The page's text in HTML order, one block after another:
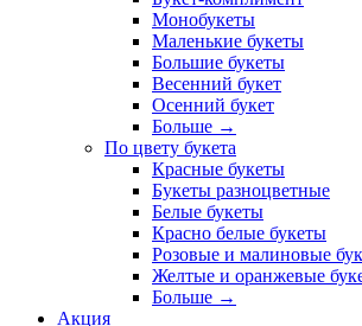
Монобукеты
Маленькие букеты
Большие букеты
Весенний букет
Осенний букет
Больше →
По цвету букета
Красные букеты
Букеты разноцветные
Белые букеты
Красно белые букеты
Розовые и малиновые
Желтые и оранжевые
Больше →
Акция